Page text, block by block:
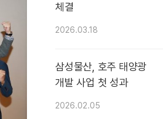
체결
2026.03.18
삼성물산, 호주 태양광
개발 사업 첫 성과
2026.02.05